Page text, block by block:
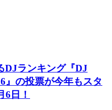
DJランキング『DJ
』の投票が今年もスタ
6日！